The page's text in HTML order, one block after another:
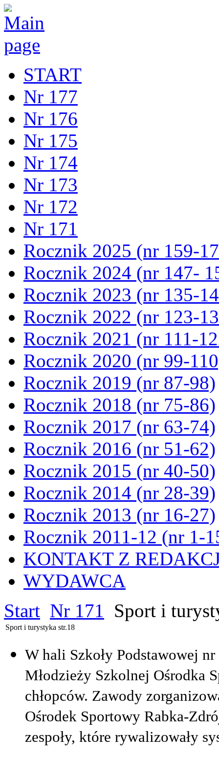
START
Nr 177
Nr 176
Nr 175
Nr 174
Nr 173
Nr 172
Nr 171
Rocznik 2025 (nr 159-
Rocznik 2024 (nr 147-
Rocznik 2023 (nr 135-
Rocznik 2022 (nr 123-
Rocznik 2021 (nr 111-
Rocznik 2020 (nr 99-
Rocznik 2019 (nr 87-98)
Rocznik 2018 (nr 75-86)
Rocznik 2017 (nr 63-74)
Rocznik 2016 (nr 51-62)
Rocznik 2015 (nr 40-50)
Rocznik 2014 (nr 28-39)
Rocznik 2013 (nr 16-27)
Rocznik 2011-12 (nr 1-
KONTAKT Z
WYDAWCA
Start Nr 171 Sport i
Sport i turystyka str.18
W hali Szkoły Podstawowej
Młodzieży Szkolnej Ośrodka
chłopców. Zawody
Ośrodek Sportowy Rabka-
zespoły, które rywalizowały